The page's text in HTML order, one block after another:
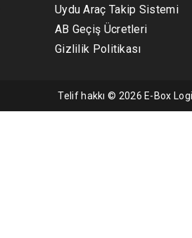
Uydu Araç Takip Sistemi
AB Geçiş Ücretleri
Gizlilik Politikası
Telif hakkı © 2026 E-Box